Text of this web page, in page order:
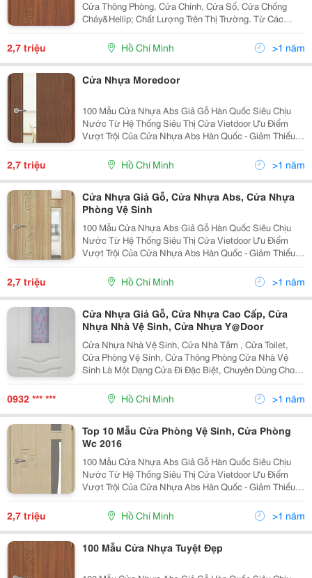
Cửa Thông Phòng, Cửa Chính, Cửa Sổ, Cửa Chống
Cháy&Hellip; Chất Lượng Trên Thị Trường. Từ Các
Dòng Cửa Gỗ Công Nghiệp, Cửa Gỗ Tự Nhiên, Cửa
Nhựa Pvc, Cửa Nhựa Lõi Thép Đến Các Dòng Cửa
Chống Cháy Mor
2,7 triệu Hồ Chí Minh >1 năm
Cửa Nhựa Moredoor
100 Mẫu Cửa Nhựa Abs Giả Gỗ Hàn Quốc Siêu Chịu
Nước Từ Hệ Thống Siêu Thị Cửa Vietdoor Ưu Điểm
Vượt Trội Của Cửa Nhựa Abs Hàn Quốc - Giảm Thiểu
Được Lo Ngại Về Việc Hoa Văn Của Cánh Cửa Bị Bong
Ra Khỏi Bề Mặt Cửa Trong Quá Trình Sử Dụng, Có T
2,7 triệu Hồ Chí Minh >1 năm
Cửa Nhựa Giả Gỗ, Cửa Nhựa Abs, Cửa Nhựa
Phòng Vệ Sinh
100 Mẫu Cửa Nhựa Abs Giả Gỗ Hàn Quốc Siêu Chịu
Nước Từ Hệ Thống Siêu Thị Cửa Vietdoor Ưu Điểm
Vượt Trội Của Cửa Nhựa Abs Hàn Quốc - Giảm Thiểu
Được Lo Ngại Về Việc Hoa Văn Của Cánh Cửa Bị Bong
Ra Khỏi Bề Mặt Cửa Trong Quá Trình Sử Dụng, Có T
2,7 triệu Hồ Chí Minh >1 năm
Cửa Nhựa Giả Gỗ, Cửa Nhựa Cao Cấp, Cửa
Nhựa Nhà Vệ Sinh, Cửa Nhựa Y@Door
Cửa Nhựa Nhà Vệ Sinh, Cửa Nhà Tắm , Cửa Toilet,
Cửa Phòng Vệ Sinh, Cửa Thông Phòng Cửa Nhà Vệ
Sinh Là Một Dạng Cửa Đi Đặc Biệt, Chuyên Dùng Cho
Các Phòng, Buồng Hoặc Khu Vệ Sinh. Ưu Điểm Nổi Trội
Của Cửa Nhựa Ứng Dụng Trong Các Khu Vệ Sinh Là C
0932 *** *** Hồ Chí Minh >1 năm
Top 10 Mẫu Cửa Phòng Vệ Sinh, Cửa Phòng
Wc 2016
100 Mẫu Cửa Nhựa Abs Giả Gỗ Hàn Quốc Siêu Chịu
Nước Từ Hệ Thống Siêu Thị Cửa Vietdoor Ưu Điểm
Vượt Trội Của Cửa Nhựa Abs Hàn Quốc - Giảm Thiểu
Được Lo Ngại Về Việc Hoa Văn Của Cánh Cửa Bị Bong
Ra Khỏi Bề Mặt Cửa Trong Quá Trình Sử Dụng, Có T
2,7 triệu Hồ Chí Minh >1 năm
100 Mẫu Cửa Nhựa Tuyệt Đẹp